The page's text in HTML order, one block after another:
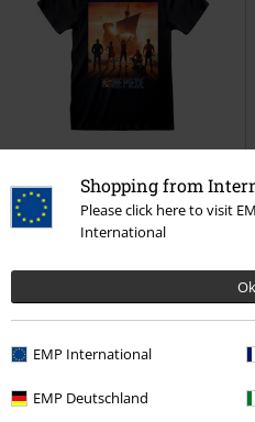
Shopping from
Please click here to visit
International
Ok
EMP International
EMP Deutschland
UVP19,99 €
16,99 €
One Piece T-Shirt